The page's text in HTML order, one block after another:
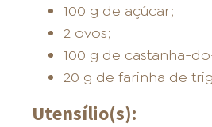
100 g de açúcar;
2 ovos;
100 g de castanha-
20 g de farinha de
Utensílio(s):